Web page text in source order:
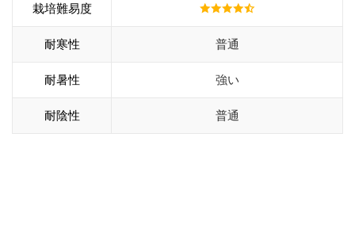
栽培難易度
耐寒性 普通
耐暑性 強い
耐陰性 普通